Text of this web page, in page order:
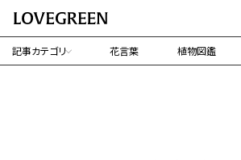
記事カテゴリ 花言葉 植物図鑑